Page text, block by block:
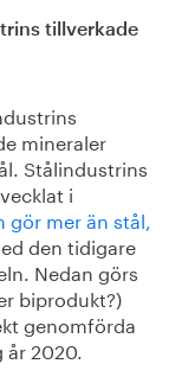
tillverkade
mineraler
Stålindustrins
i
gör mer än stål,
den tidigare
Nedan görs
biprodukt?)
genomförda
år 2020.